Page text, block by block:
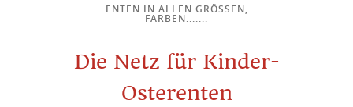
ENTEN IN ALLEN GRÖSSEN, F
ARBEN.......
Die Netz für Kinder-
Osterenten